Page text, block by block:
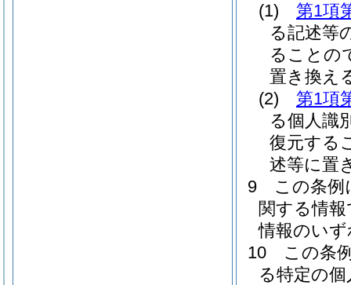
(1)
第1項
る記述等
ることの
置き換え
(2)
第1項
る個人識
復元する
述等に置
9
この条例
関する情
情報のい
10
この条
る特定の